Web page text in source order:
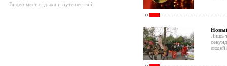
Видео мест отдыха и путешествий
Лишь
людей!